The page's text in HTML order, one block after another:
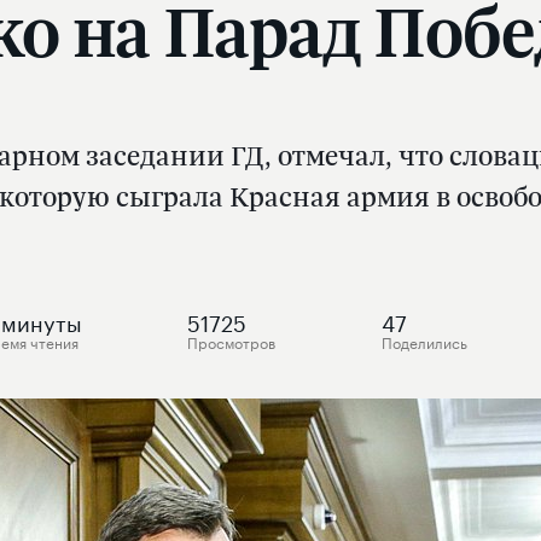
на Парад
заседании ГД, отмечал, что
сыграла Красная армия в
минуты
чтения
51725
Просмотров
47
Поделились